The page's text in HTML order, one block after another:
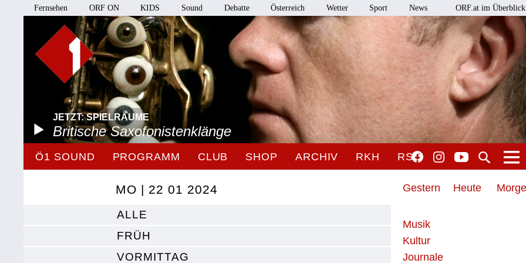
Fernsehen ORF ON KIDS Sound Debatte Österreich Wetter Sport News ORF.at im Überblick
JETZT: SPIELRÄUME
Britische Saxofonistenklänge
Ö1 SOUND PROGRAMM CLUB SHOP ARCHIV RKH RSO
Gestern Heute
Musik
Kultur
Journale
MO | 22 01 2024
ALLE
FRÜH
VORMITTAG